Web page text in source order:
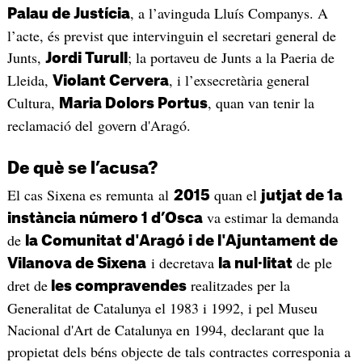
Palau de Justícia, a l’avinguda Lluís Companys. A
l’acte, és previst que intervinguin el secretari general de
Junts, Jordi Turull ; la portaveu de Junts a la Paeria de
Lleida, Violant Cervera, i l’exsecretària general
Cultura, Maria Dolors Portus, quan van tenir la
reclamació del govern d'Aragó.
De què se l’acusa?
El cas Sixena es remunta al 2015quan el jutjat de 1a
instància número 1 d’Oscava estimar la demanda
de la Comunitat d'Aragó i de l'Ajuntament de
Vilanova de Sixenai decretava la nul·litatde ple
dret deles compravendesrealitzades per la
Generalitat de Catalunya el 1983 i 1992, i pel Museu
Nacional d'Art de Catalunya en 1994, declarant que la
propietat dels béns objecte de tals contractes corresponia a